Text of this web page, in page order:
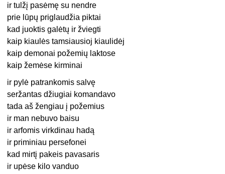
ir tulžį pasėmę su nendre
prie lūpų priglaudžia piktai
kad juoktis galėtų ir žviegti
kaip kiaulės tamsiausioj kiaulidėj
kaip demonai požemių laktose
kaip žemėse kirminai
ir pylė patrankomis salvę
seržantas džiugiai komandavo
tada aš žengiau į požemius
ir man nebuvo baisu
ir arfomis virkdinau hadą
ir priminiau persefonei
kad mirtį pakeis pavasaris
ir upėse kilo vanduo